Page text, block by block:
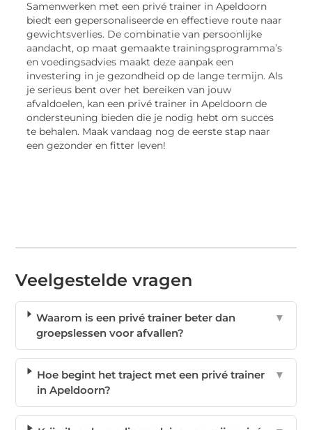
Samenwerken met een privé trainer in Apeldoorn
biedt een gepersonaliseerde en effectieve route naar
gewichtsverlies. De combinatie van persoonlijke
aandacht, op maat gemaakte trainingsprogramma’s
en voedingsadvies maakt deze aanpak een
investering in je gezondheid op de lange termijn. Als
je serieus bent over het bereiken van jouw
afvaldoelen, kan een privé trainer in Apeldoorn de
ondersteuning bieden die je nodig hebt om succes
te behalen. Maak vandaag nog de eerste stap naar
een gezonder en fitter leven!
Veelgestelde vragen
Waarom is een privé trainer beter dan
groepslessen voor afvallen?
▼
Hoe begint het traject met een privé trainer
in Apeldoorn?
▼